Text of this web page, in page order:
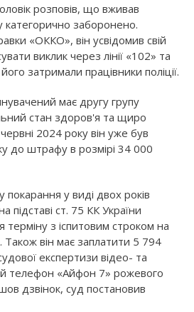
розповів, що вживав
категорично заборонено.
«ОККО», він усвідомив свій
виклик через лінії «102» та
затримали працівники поліції.
має другу групу
стан здоров'я та щиро
2024 року він уже був
до штрафу в розмірі 34 000
покарання у виді двох років
підставі ст. 75 КК України
терміну з іспитовим строком на
Також він має заплатити 5 794
експертизи відео- та
телефон «Айфон 7» рожевого
дзвінок, суд постановив